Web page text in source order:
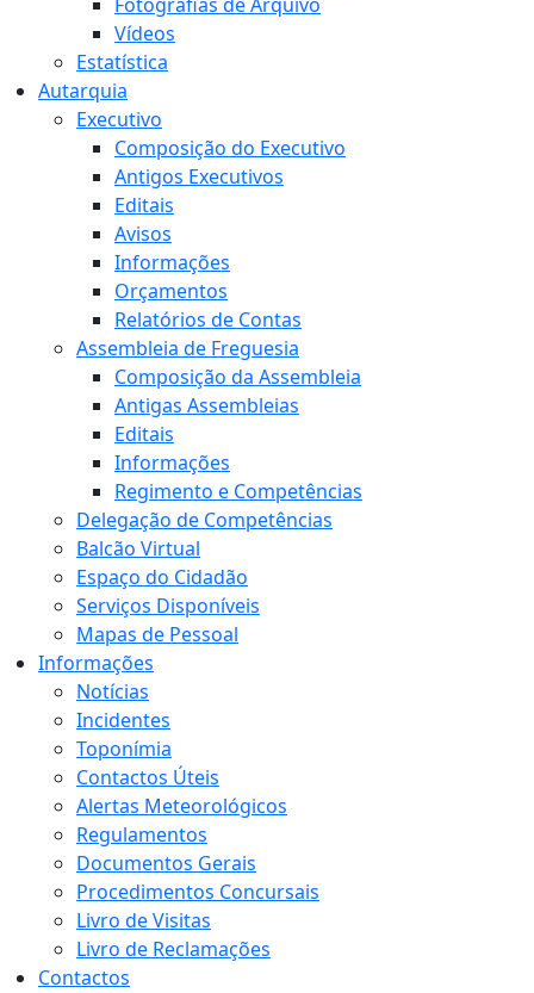
Fotografias de Arquivo
Vídeos
Estatística
Autarquia
Executivo
Composição do Executivo
Antigos Executivos
Editais
Avisos
Informações
Orçamentos
Relatórios de Contas
Assembleia de Freguesia
Composição da Assembleia
Antigas Assembleias
Editais
Informações
Regimento e Competências
Delegação de Competências
Balcão Virtual
Espaço do Cidadão
Serviços Disponíveis
Mapas de Pessoal
Informações
Notícias
Incidentes
Toponímia
Contactos Úteis
Alertas Meteorológicos
Regulamentos
Documentos Gerais
Procedimentos Concursais
Livro de Visitas
Livro de Reclamações
Contactos